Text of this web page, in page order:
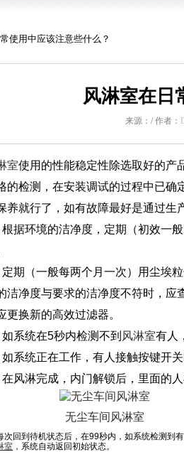
使用中应该注意些什么？
风淋室在日
来源：/ 作者：
室使用的性能稳定性除选取好的产
的检测，在安装调试的过程中已确
养就行了，如有故障最好是通过生
根据环境的洁净度，定期（初效一
定期（一般每两个月一次）用尘埃
洁净度与要求的洁净度不符时，应
更换新的高效过滤器。
系统在5秒内检测不到 风淋室有人
系统正在工作，有人接触按键开
风淋完成，内门解锁后，里面的
无尘车间风淋室
次回到待机状态后，在99秒内，如系统检测到
室 ，系统自动返回初始状态。